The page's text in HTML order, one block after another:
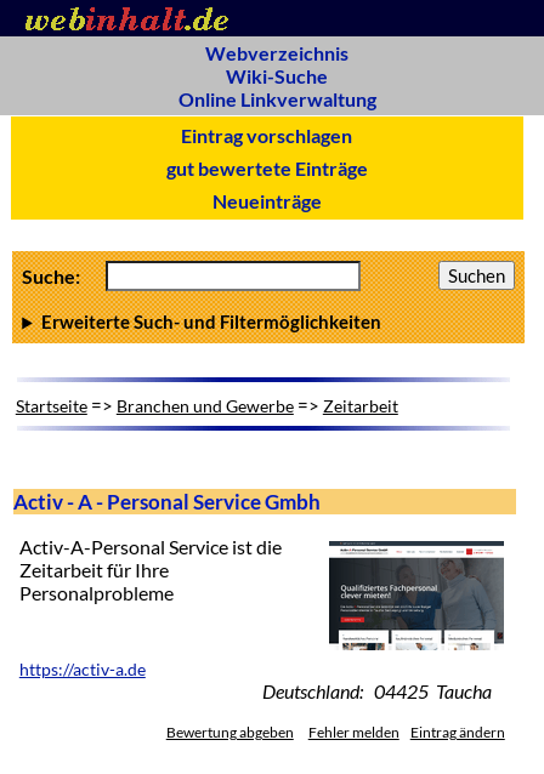
Webverzeichnis
Wiki-Suche
Online Linkverwaltung
Eintrag vorschlagen
gut bewertete Einträge
Neueinträge
Suche:
Erweiterte Such- und Filtermöglichkeiten
Startseite=> Branchen und Gewerbe=> Zeitarbeit
Activ - A - Personal Service Gmbh
Activ-A-Personal Service ist die
Zeitarbeit für Ihre
Personalprobleme
https://activ-a.de
Deutschland: 04425 Taucha
Bewertung abgeben Fehler melden Eintrag ändern